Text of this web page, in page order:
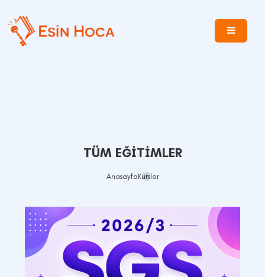
TÜM EĞITIMLER
AnasayfaKurslar